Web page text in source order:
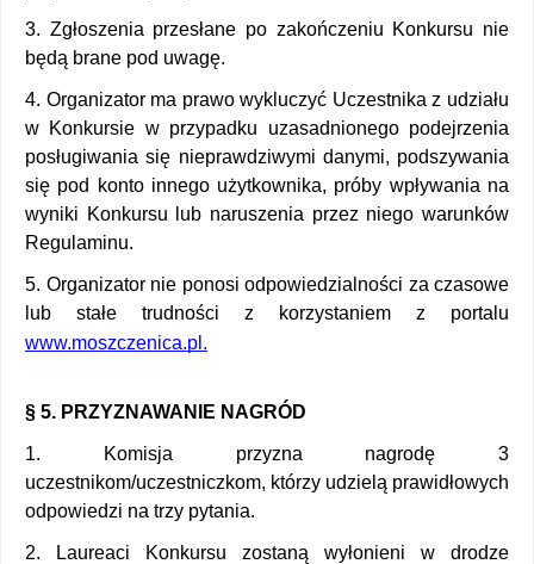
3. Zgłoszenia przesłane po zakończeniu Konkursu nie
będą brane pod uwagę.
4. Organizator ma prawo wykluczyć Uczestnika z udziału
w Konkursie w przypadku uzasadnionego podejrzenia
posługiwania się nieprawdziwymi danymi, podszywania
się pod konto innego użytkownika, próby wpływania na
wyniki Konkursu lub naruszenia przez niego warunków
Regulaminu.
5. Organizator nie ponosi odpowiedzialności za czasowe
www.moszczenica.pl .
§ 5. PRZYZNAWANIE NAGRÓD
1. Komisja przyzna nagrodę 3
uczestnikom/uczestniczkom, którzy udzielą prawidłowych
odpowiedzi na trzy pytania.
2. Laureaci Konkursu zostaną wyłonieni w drodze